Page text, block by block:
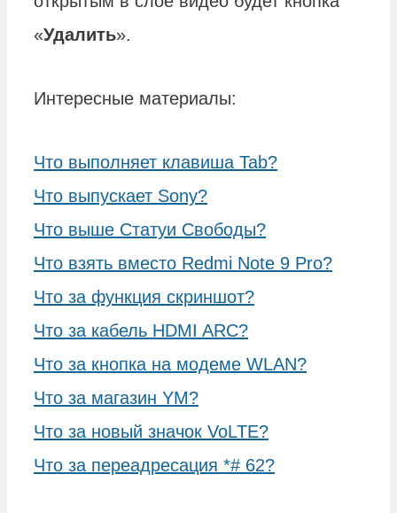
«Удалить».
Интересные материалы:
Что выполняет клавиша Tab?
Что выпускает Sony?
Что выше Статуи Свободы?
Что взять вместо Redmi Note 9 Pro?
Что за функция скриншот?
Что за кабель HDMI ARC?
Что за кнопка на модеме WLAN?
Что за магазин YM?
Что за новый значок VoLTE?
Что за переадресация *# 62?